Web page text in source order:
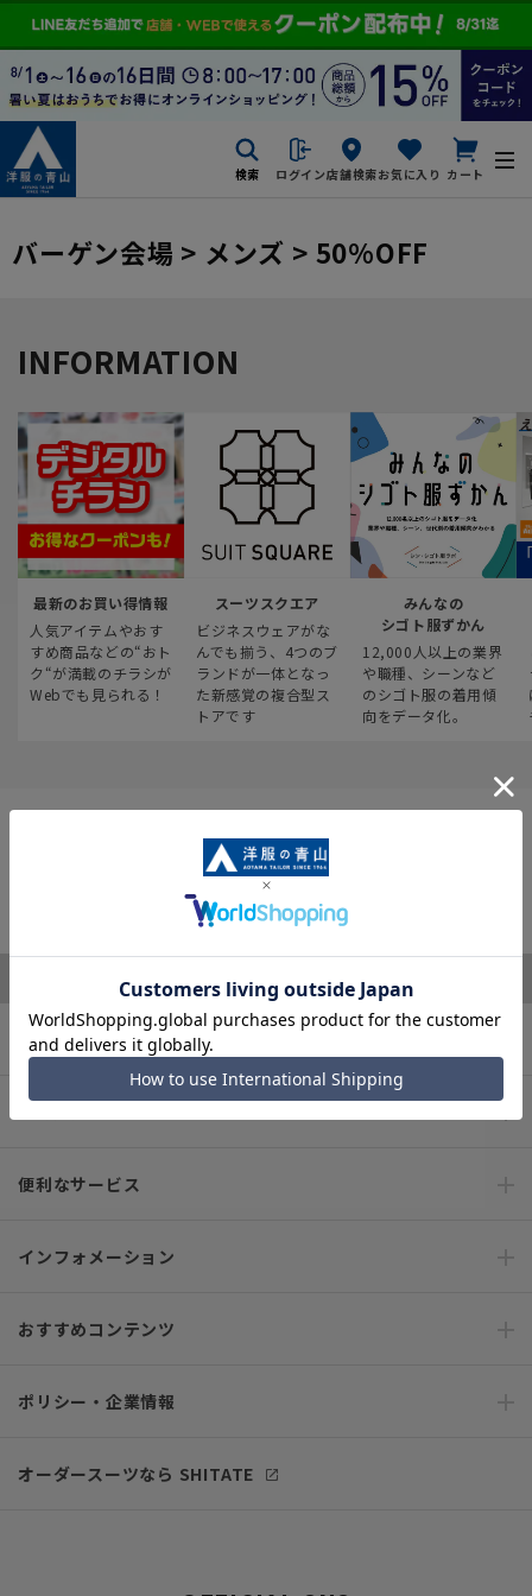
検索 ログイン店舗検索お気に入り カート
バーゲン会場 > メンズ > 50%OFF
INFORMATION
最新のお買い得情報
人気アイテムやおす
すめ商品などの“おト
ク“が満載のチラシが
Webでも見られる！
スーツスクエア
ビジネスウェアがな
んでも揃う、4つのブ
ランドが一体となっ
た新感覚の複合型ス
トアです
みんなの
シゴト服ずかん
12,000人以上の業界
や職種、シーンなど
のシゴト服の着用傾
向をデータ化。
ご利用ガイド サポート・お問い合わせ
※税表記がないものはすべて税込み価格となります
キャンペーン情報
便利なサービス
インフォメーション
おすすめコンテンツ
ポリシー・企業情報
オーダースーツなら SHITATE